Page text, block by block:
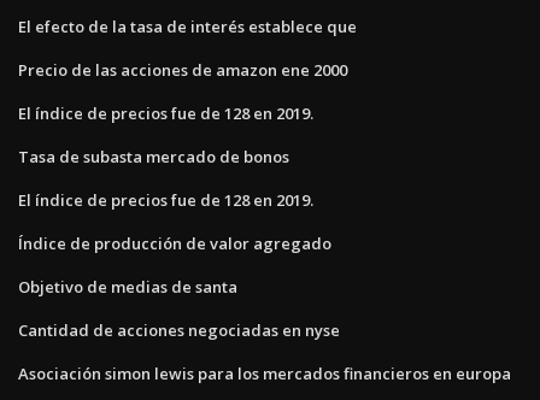
El efecto de la tasa de interés establece que
Precio de las acciones de amazon ene 2000
El índice de precios fue de 128 en 2019.
Tasa de subasta mercado de bonos
El índice de precios fue de 128 en 2019.
Índice de producción de valor agregado
Objetivo de medias de santa
Cantidad de acciones negociadas en nyse
Asociación simon lewis para los mercados financieros en europa